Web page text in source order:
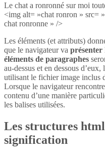
Le chat a ronronné sur moi
<img alt= »chat ronron » src=
chat ronronne » />
Les éléments (et attributs)
que le navigateur va présenter
éléments de paragraphes
au-dessus et en dessous
utilisant le fichier image inclus
Lorsque le navigateur
contenu d’une manière
les balises utilisées.
Les structures
signification